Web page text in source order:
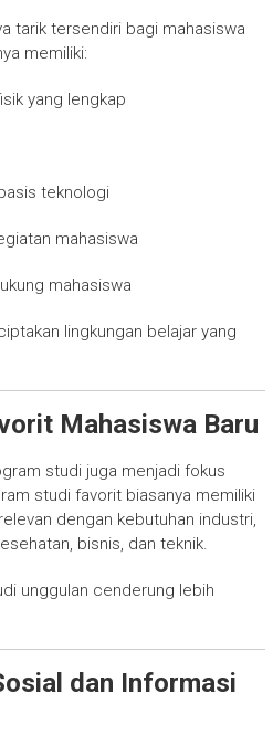
tarik tersendiri bagi mahasiswa
memiliki:
yang lengkap
teknologi
mahasiswa
mahasiswa
lingkungan belajar yang
Mahasiswa Baru
studi juga menjadi fokus
studi favorit biasanya memiliki
dengan kebutuhan industri,
bisnis, dan teknik.
unggulan cenderung lebih
dan Informasi